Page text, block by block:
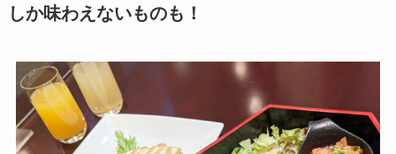
しか味わえないものも！